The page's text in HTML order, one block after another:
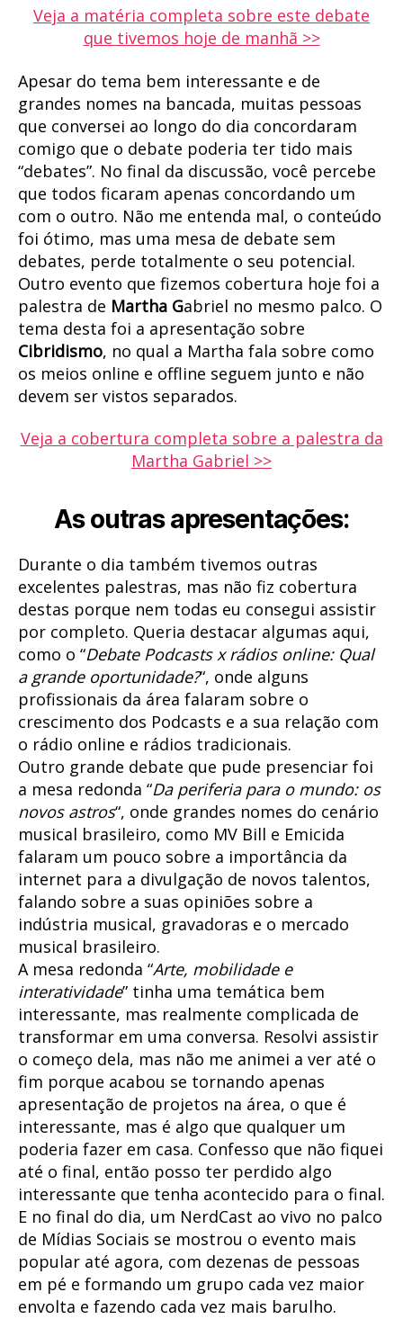
Veja a matéria completa sobre este debate
que tivemos hoje de manhã >>
Apesar do tema bem interessante e de
grandes nomes na bancada, muitas pessoas
que conversei ao longo do dia concordaram
comigo que o debate poderia ter tido mais
“debates”. No final da discussão, você percebe
que todos ficaram apenas concordando um
com o outro. Não me entenda mal, o conteúdo
foi ótimo, mas uma mesa de debate sem
debates, perde totalmente o seu potencial.
Outro evento que fizemos cobertura hoje foi a
palestra de Martha Gabriel no mesmo palco. O
tema desta foi a apresentação sobre
Cibridismo, no qual a Martha fala sobre como
os meios online e offline seguem junto e não
devem ser vistos separados.
Veja a cobertura completa sobre a palestra da
Martha Gabriel >>
As outras apresentações:
Durante o dia também tivemos outras
excelentes palestras, mas não fiz cobertura
destas porque nem todas eu consegui assistir
por completo. Queria destacar algumas aqui,
como o “Debate Podcasts x rádios online: Qual
a grande oportunidade?“, onde alguns
profissionais da área falaram sobre o
crescimento dos Podcasts e a sua relação com
o rádio online e rádios tradicionais.
Outro grande debate que pude presenciar foi
a mesa redonda “Da periferia para o mundo: os
novos astros“, onde grandes nomes do cenário
musical brasileiro, como MV Bill e Emicida
falaram um pouco sobre a importância da
internet para a divulgação de novos talentos,
falando sobre a suas opiniões sobre a
indústria musical, gravadoras e o mercado
musical brasileiro.
A mesa redonda “Arte, mobilidade e
interatividade” tinha uma temática bem
interessante, mas realmente complicada de
transformar em uma conversa. Resolvi assistir
o começo dela, mas não me animei a ver até o
fim porque acabou se tornando apenas
apresentação de projetos na área, o que é
interessante, mas é algo que qualquer um
poderia fazer em casa. Confesso que não fiquei
até o final, então posso ter perdido algo
interessante que tenha acontecido para o final.
E no final do dia, um NerdCast ao vivo no palco
de Mídias Sociais se mostrou o evento mais
popular até agora, com dezenas de pessoas
em pé e formando um grupo cada vez maior
envolta e fazendo cada vez mais barulho.